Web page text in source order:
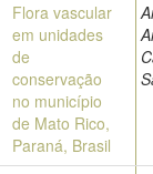
Flora vascular
em unidades
de
conservação
no município
de Mato Rico,
Paraná, Brasil